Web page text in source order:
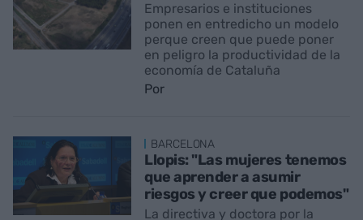
Empresarios e instituciones
ponen en entredicho un modelo
perque creen que puede poner
en peligro la productividad de la
economía de Cataluña
Por
BARCELONA
Llopis: "Las mujeres tenemos
que aprender a asumir
riesgos y creer que podemos"
La directiva y doctora por la